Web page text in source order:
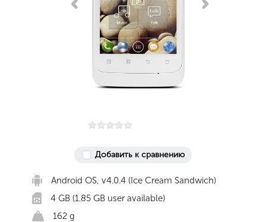
Добавить к сравнению
Android OS, v4.0.4 (Ice Cream Sandwich)
4 GB (1.85 GB user available)
162 g